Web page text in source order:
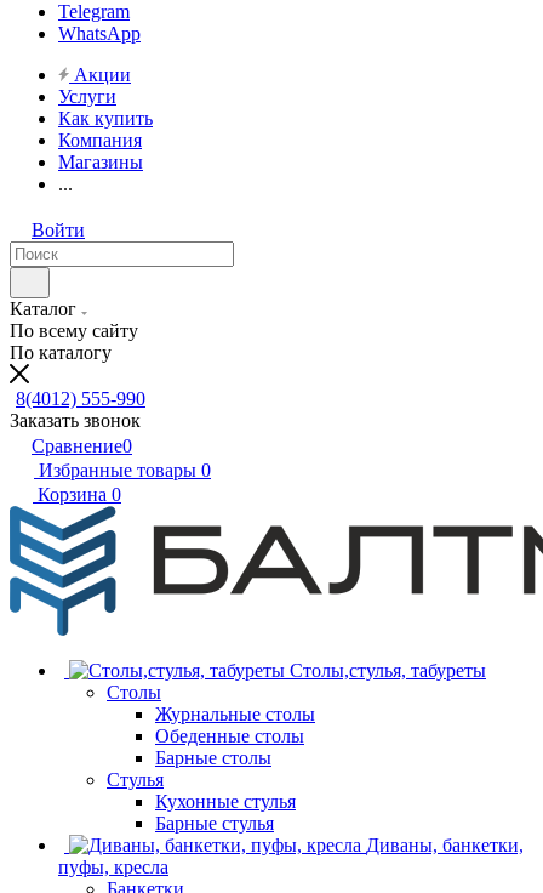
Telegram
WhatsApp
Акции
Услуги
Как купить
Компания
Магазины
...
Войти
Каталог
По всему сайту
По каталогу
8(4012) 555-990
Заказать звонок
Сравнение0
Избранные товары 0
Корзина 0
Столы,стулья, табуреты
Столы
Журнальные столы
Обеденные столы
Барные столы
Стулья
Кухонные стулья
Барные стулья
Диваны, банкетки,
пуфы, кресла
Банкетки